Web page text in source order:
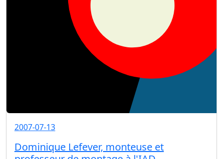
2007-07-13
Dominique Lefever, monteuse et